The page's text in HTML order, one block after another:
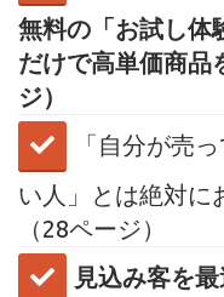
無料の「お試し体
だけで高単価商品
ジ）
「自分が売
い人」とは絶対に
（28ページ）
見込み客を